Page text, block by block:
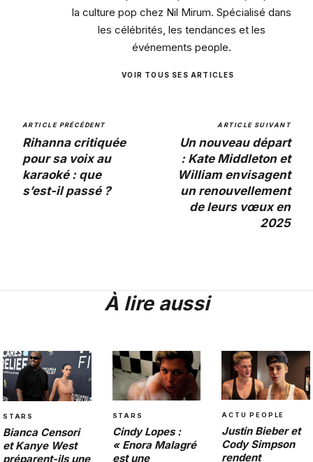
la culture pop chez Nil Mirum. Spécialisé dans
les célébrités, les tendances et les
événements people.
VOIR TOUS SES ARTICLES
ARTICLE PRÉCÉDENT
Rihanna critiquée
pour sa voix au
karaoké : que
s’est-il passé ?
ARTICLE SUIVANT
Un nouveau départ
: Kate Middleton et
William envisagent
un renouvellement
de leurs vœux en
2025
À lire aussi
STARS
Bianca Censori
et Kanye West
préparent-ils une
STARS
Cindy Lopes :
« Enora Malagré
est une
ACTU PEOPLE
Justin Bieber et
Cody Simpson
rendent